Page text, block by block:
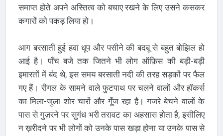
समाप्त होते अपने अस्तित्व को बचाए रखने के लिए उसने कसकर
कगारों को पकड़ लिया हो।
आग बरसाती हुई हवा धूप और पसीने की बदबू से बहुत बोझिल हो
आई है। पाँच बजे तक जितने भी लोग ऑफ़िस की बड़ी-बड़ी
इमारतों में बंद थे, इस समय बरसाती नदी की तरह सड़कों पर फैल
गए हैं। रीगल के सामने वाले फुटपाथ पर चलने वालों और हॉकर्स
का मिला-जुला शोर चारों और गूँज रहा है। गजरे बेचने वालों के
पास से गुज़रने पर सुगंध भरी तरावट का अहसास होता है, इसीलिए
न ख़रीदने पर भी लोगों को उनके पास खड़ा होना या उनके पास से